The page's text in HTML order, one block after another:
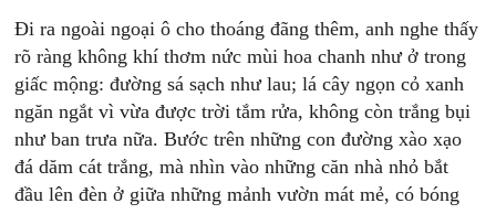
Đi ra ngoài ngoại ô cho thoáng đãng thêm, anh nghe thấy
rõ ràng không khí thơm nức mùi hoa chanh như ở trong
giấc mộng: đường sá sạch như lau; lá cây ngọn cỏ xanh
ngăn ngắt vì vừa được trời tắm rửa, không còn trắng bụi
như ban trưa nữa. Bước trên những con đường xào xạo
đá dăm cát trắng, mà nhìn vào những căn nhà nhỏ bắt
đầu lên đèn ở giữa những mảnh vườn mát mẻ, có bóng